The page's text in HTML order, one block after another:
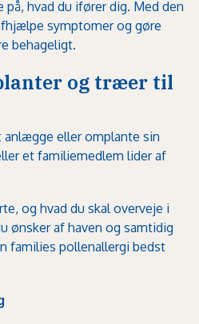
hvad du ifører dig. Med den
symptomer og gøre
behageligt.
og træer til
anlægge eller omplante sin
et familiemedlem lider af
og hvad du skal overveje i
ønsker af haven og samtidig
families pollenallergi bedst